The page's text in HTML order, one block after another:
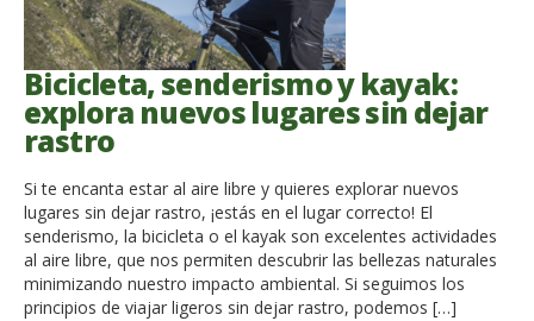
Spanish
French
Italiano
Bicicleta, senderismo y kayak:
explora nuevos lugares sin dejar
rastro
Si te encanta estar al aire libre y quieres explorar nuevos
lugares sin dejar rastro, ¡estás en el lugar correcto! El
senderismo, la bicicleta o el kayak son excelentes actividades
al aire libre, que nos permiten descubrir las bellezas naturales
minimizando nuestro impacto ambiental. Si seguimos los
principios de viajar ligeros sin dejar rastro, podemos […]